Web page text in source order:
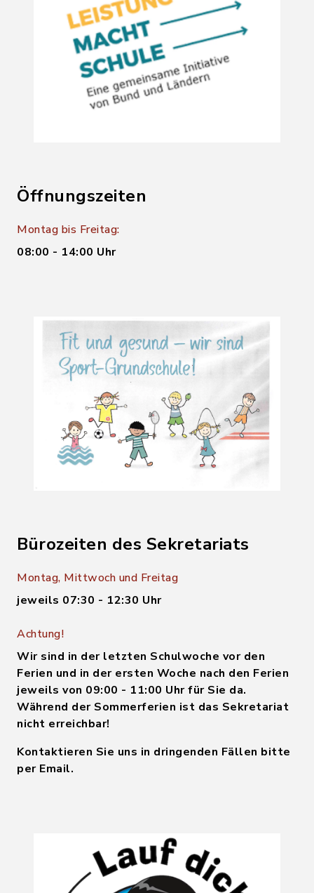
Öffnungszeiten
Montag bis Freitag:
08:00 - 14:00 Uhr
Bürozeiten des Sekretariats
Montag, Mittwoch und Freitag
jeweils 07:30 - 12:30 Uhr
Achtung!
Wir sind in der letzten Schulwoche vor den
Ferien und in der ersten Woche nach den Ferien
jeweils von 09:00 - 11:00 Uhr für Sie da.
Während der Sommerferien ist das Sekretariat
nicht erreichbar!
Kontaktieren Sie uns in dringenden Fällen bitte
per Email.